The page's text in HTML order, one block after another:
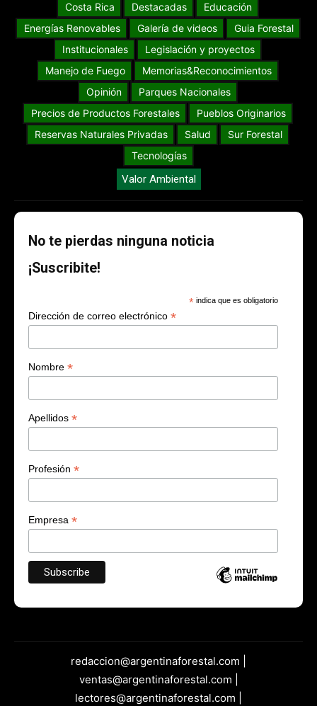
Costa Rica
Destacadas
Educación
Energías Renovables
Galería de videos
Guia Forestal
Institucionales
Legislación y proyectos
Manejo de Fuego
Memorias&Reconocimientos
Opinión
Parques Nacionales
Precios de Productos Forestales
Pueblos Originarios
Reservas Naturales Privadas
Salud
Sur Forestal
Tecnologías
Valor Ambiental
No te pierdas ninguna noticia
¡Suscribite!
* indica que es obligatorio
Dirección de correo electrónico *
Nombre *
Apellidos *
Profesión *
Empresa *
redaccion@argentinaforestal.com |
ventas@argentinaforestal.com |
lectores@argentinaforestal.com |